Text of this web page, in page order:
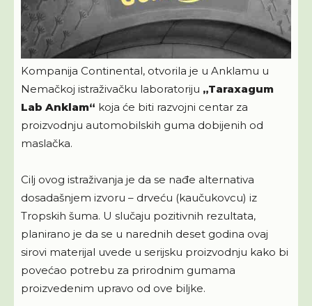
Kompanija Continental, otvorila je u Anklamu u
Nemačkoj istraživačku laboratoriju „Taraxagum
Lab Anklam“ koja će biti razvojni centar za
proizvodnju automobilskih guma dobijenih od
maslačka.
Cilj ovog istraživanja je da se nađe alternativa
dosadašnjem izvoru – drveću (kaučukovcu) iz
Tropskih šuma. U slučaju pozitivnih rezultata,
planirano je da se u narednih deset godina ovaj
sirovi materijal uvede u serijsku proizvodnju kako bi
povećao potrebu za prirodnim gumama
proizvedenim upravo od ove biljke.